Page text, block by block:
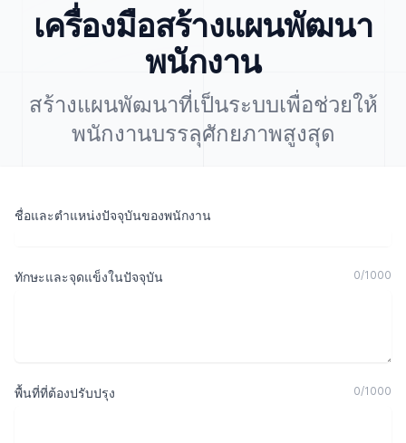
เครื่องมือสร้างแผนพัฒนา
พนักงาน
สร้างแผนพัฒนาที่เป็นระบบเพื่อช่วยให้
พนักงานบรรลุศักยภาพสูงสุด
ชื่อและตำแหน่งปัจจุบันของพนักงาน
ทักษะและจุดแข็งในปัจจุบัน 0/1000
พื้นที่ที่ต้องปรับปรุง 0/1000